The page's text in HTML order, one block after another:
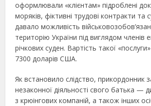
оформлювали «клієнтам» підроблені
моряків, фіктивні трудові контракти та
давало можливість
територію України під виглядом членів
річкових суден. Вартість такої
7300 доларів США.
Як встановило слідство, прикордонник
незаконної діяльності свого батька —
з крюінгових компаній, а також інших